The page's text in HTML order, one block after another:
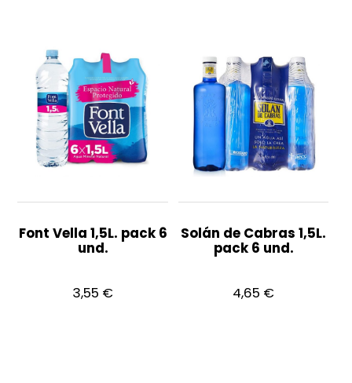
Font Vella 1,5L. pack 6
und.
3,55 €
Solán de Cabras 1,5L.
pack 6 und.
4,65 €